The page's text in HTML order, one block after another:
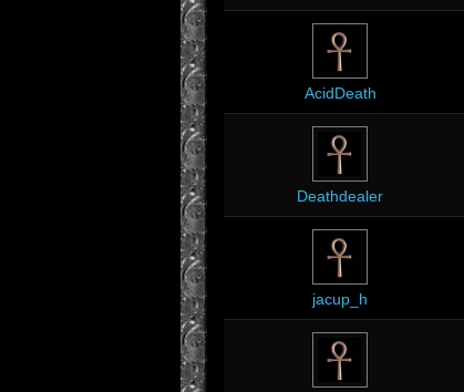
AcidDeath
Deathdealer
jacup_h